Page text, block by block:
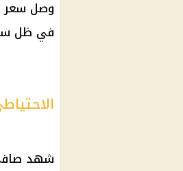
في ظل
شهد صافي